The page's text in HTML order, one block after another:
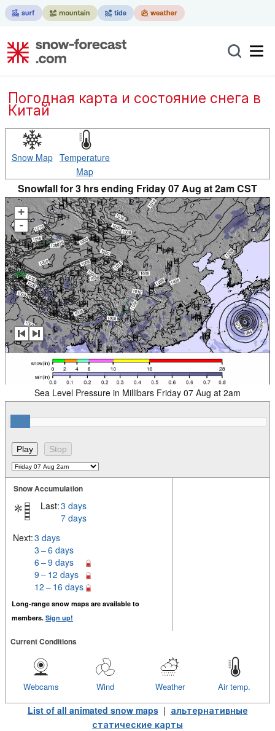
Погодная карта и состояние снега в
Китай
Snow Map Temperature
Map
Snowfall for 3 hrs ending Friday 07 Aug at 2am CST
+
-
Sea Level Pressure in Millibars Friday 07 Aug at 2am
Snow Accumulation
Last:3 days
7 days
Next:3 days
3 – 6 days
6 – 9 days
9 – 12 days
12 – 16 days
Long-range snow maps are available to
members. Sign up!
Current Conditions
Air temp.
Weather
Wind
Webcams
List of all animated snow maps| альтернативные
статические карты